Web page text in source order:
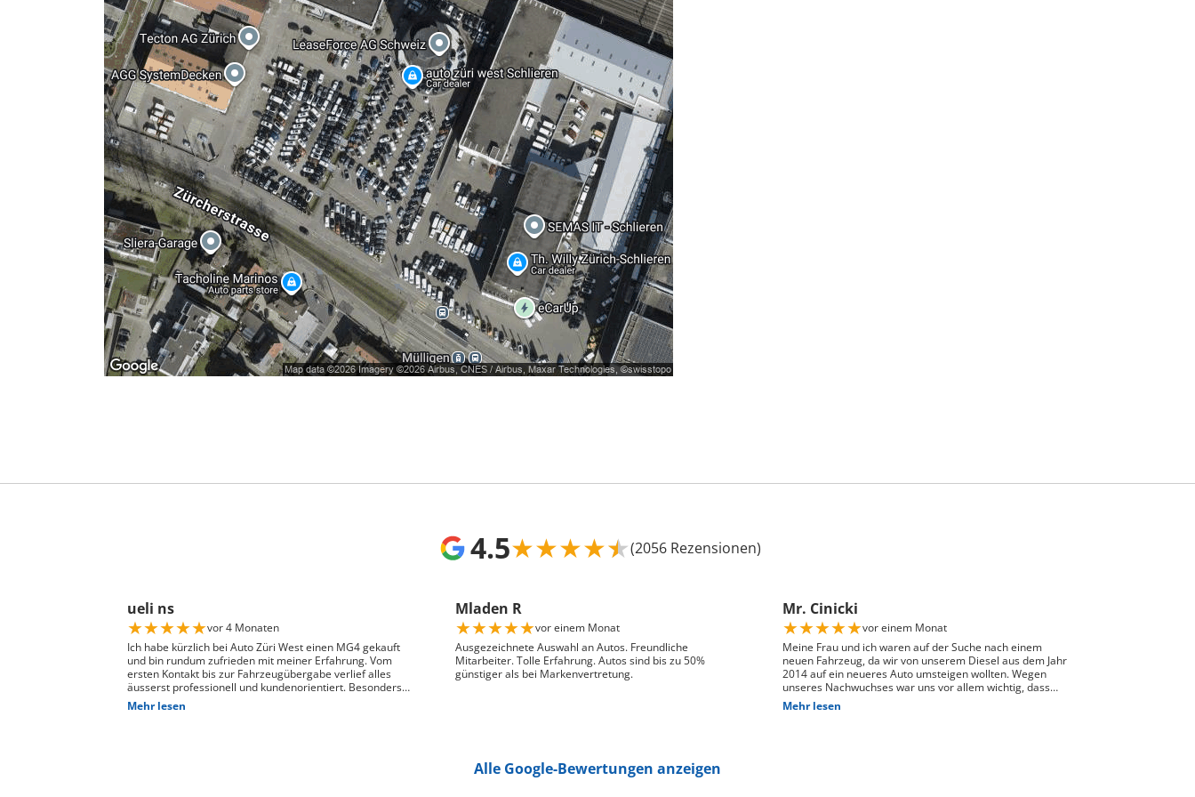
4.5★★★★★(2056 Rezensionen)
ueli ns
★★★★★vor 4 Monaten
Ich habe kürzlich bei Auto Züri West einen MG4 gekauft
und bin rundum zufrieden mit meiner Erfahrung. Vom
ersten Kontakt bis zur Fahrzeugübergabe verlief alles
äusserst professionell und kundenorientiert. Besonders
hervorheben möchte ich die hervorragende Beratung
durch Herrn David Panic. Er hat sich viel Zeit genommen,
Mehr lesen
Mladen R
★★★★★vor einem Monat
Ausgezeichnete Auswahl an Autos. Freundliche
Mitarbeiter. Tolle Erfahrung. Autos sind bis zu 50%
günstiger als bei Markenvertretung.
Mr. Cinicki
★★★★★vor einem Monat
Meine Frau und ich waren auf der Suche nach einem
neuen Fahrzeug, da wir von unserem Diesel aus dem Jahr
2014 auf ein neueres Auto umsteigen wollten. Wegen
unseres Nachwuchses war uns vor allem wichtig, dass
genügend Platz für einen Kindersitz vorhanden ist und
das Fahrzeug gut zu unserem Alltag passt. Bei Auto Züri
Mehr lesen
Alle Google-Bewertungen anzeigen